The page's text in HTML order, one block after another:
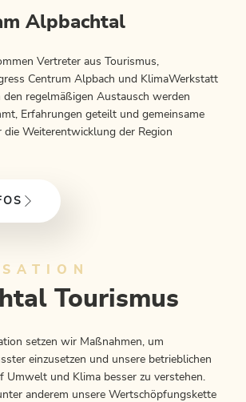
Alpbachtal
Vertreter aus Tourismus,
Centrum Alpbach und KlimaWerkstatt
den regelmäßigen Austausch werden
Erfahrungen geteilt und gemeinsame
Weiterentwicklung der Region
Tourismus
setzen wir Maßnahmen, um
einzusetzen und unsere betrieblichen
Umwelt und Klima besser zu verstehen.
anderem unsere Wertschöpfungskette